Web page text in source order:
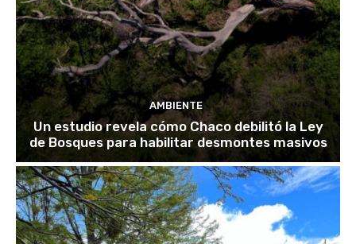
AMBIENTE
Un estudio revela cómo Chaco debilitó la Ley
de Bosques para habilitar desmontes masivos